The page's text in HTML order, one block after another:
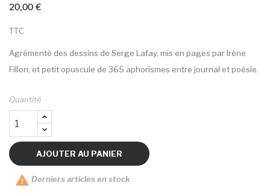
20,00 €
TTC
Agrémenté des dessins de Serge Lafay, mis en pages par Irène
Fillon, et petit opuscule de 365 aphorismes entre journal et poésie.
Quantité
AJOUTER AU PANIER
 Derniers articles en stock